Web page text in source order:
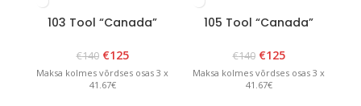
103 Tool “Canada”
€140 €125
Maksa kolmes võrdses osas 3 x
41.67€
105 Tool “Canada”
€140 €125
Maksa kolmes võrdses osas 3 x
41.67€